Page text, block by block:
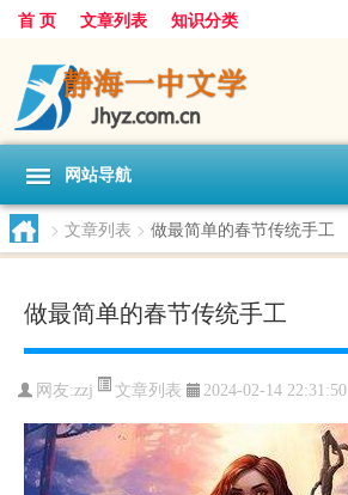
首 页 文章列表 知识分类
网站导航
> 文章列表 > 做最简单的春节传统手工
做最简单的春节传统手工
网友:zzj 文章列表 2024-02-14 22:31:50